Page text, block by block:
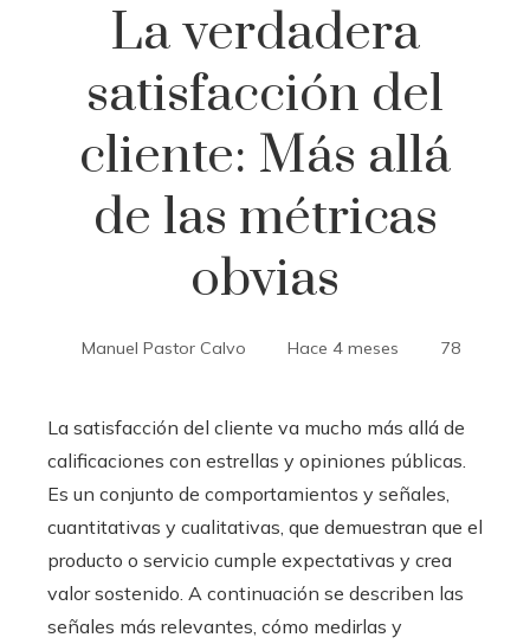
La verdadera
satisfacción del
cliente: Más allá
de las métricas
obvias
Manuel Pastor Calvo Hace 4 meses 78
La satisfacción del cliente va mucho más allá de
calificaciones con estrellas y opiniones públicas.
Es un conjunto de comportamientos y señales,
cuantitativas y cualitativas, que demuestran que el
producto o servicio cumple expectativas y crea
valor sostenido. A continuación se describen las
señales más relevantes, cómo medirlas y